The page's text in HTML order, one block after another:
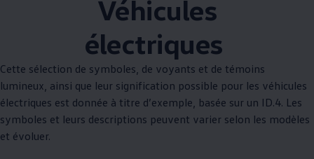
Véhicules
électriques
Cette sélection de symboles, de voyants et de témoins
lumineux, ainsi que leur signification possible pour les véhicules
électriques est donnée à titre d’exemple, basée sur un ID.4. Les
symboles et leurs descriptions peuvent varier selon les modèles
et évoluer.